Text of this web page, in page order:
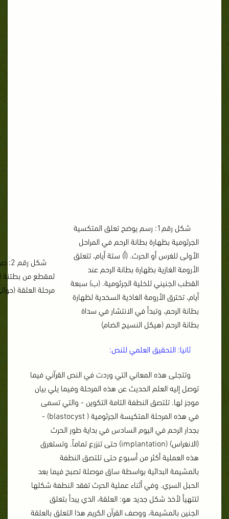
شكل رقم1: رسم يوضح تعلق المتكسية
الجرثومية بظهارة بطانة الرحم في المراحل
الأولى للغرس أو الحرث. (أ) ستة أيام، تتعلق
الأرومة الغازية بظهارة بطانة الرحم عند
القطب الجنيني للخلية الجرثومية. (ب) سبعة
أيام، تخترق الأرومة الغاذية السخدية لظهارة
بطانة الرحم، وتبدأ في الانتشار في سداة
بطانة الرحم (هيكل النسيج الضام)
شكل رقم 2: صورة مجهرية فوتوغرافية (
لمقطع من بطتنة
مرحلة العلقة (حوالي 15
ثانيا: التحقيق العلمي للنص:
وتتجلى هذه المعاني التي وردت في النص القرآني فيما
توصل إليه العلم الحديث عن هذه المرحلة وفيما يلي بيان
موجز لها. تلتصق النطفة التامة التكوين - والتي تسمى
في هذه المرحلة المتكيسة الجرثومية
( blastocyst) -
بجدار الرحم في اليوم السادس في بداية طور الحرث
(الانغراس) (implantation) حتى تنزرع تماماً. وتستغرق
هذه العملية أكثر من أسبوع حتى تلتصق النطفة
بالمشيمة البدائية بواسطة ساق موصلة تصبح فيما بعد
الحبل السري. وفي أثناء عملية الحرث تفقد النطفة شكلها
لتتهيأ لأخذ شكل جديد هو: العلقة، الذي يبدأ بتعلق
الجنين بالمشيمة، ووصف القرآن الكريم هذا التعلق بالعلقة